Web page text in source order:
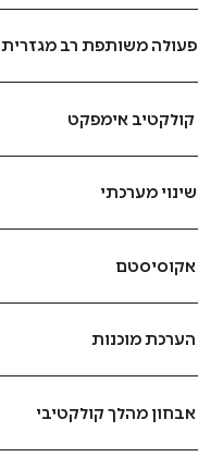
פעולה משותפת רב מגזרית
קולקטיב אימפקט
שינוי מערכתי
אקוסיסטם
הערכת מוכנות
אבחון מהלך קולקטיבי